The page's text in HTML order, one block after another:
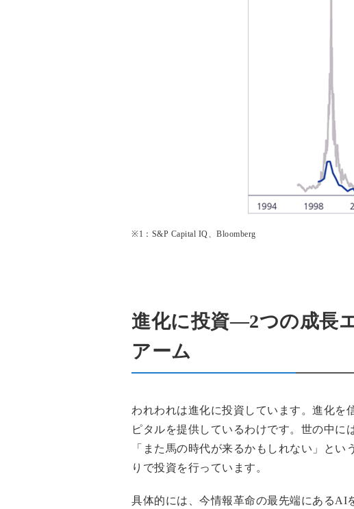
※1：S&P Capital IQ、Bloomberg
進化に投資―2つの成長
アーム
われわれは進化に投資しています。進化を
ピタルを提供しているわけです。世の中
「また馬の時代が来るかもしれない」と
りで投資を行っています。
具体的には、今情報革命の最先端にあるAI